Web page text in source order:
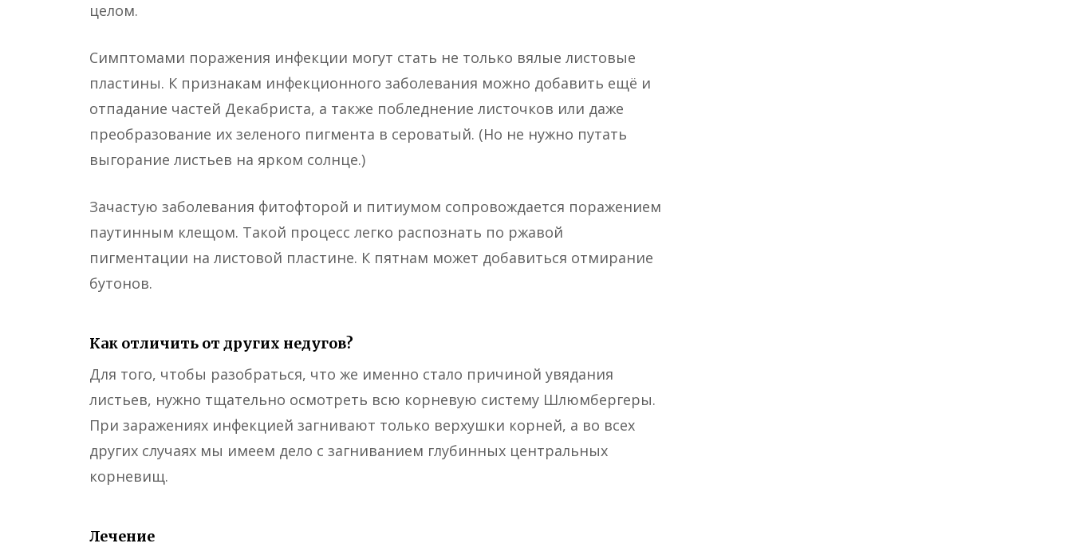
целом.
Симптомами поражения инфекции могут стать не только вялые листовые
пластины. К признакам инфекционного заболевания можно добавить ещё и
отпадание частей Декабриста, а также побледнение листочков или даже
преобразование их зеленого пигмента в сероватый. (Но не нужно путать
выгорание листьев на ярком солнце.)
Зачастую заболевания фитофторой и питиумом сопровождается поражением
паутинным клещом. Такой процесс легко распознать по ржавой
пигментации на листовой пластине. К пятнам может добавиться отмирание
бутонов.
Как отличить от других недугов?
Для того, чтобы разобраться, что же именно стало причиной увядания
листьев, нужно тщательно осмотреть всю корневую систему Шлюмбергеры.
При заражениях инфекцией загнивают только верхушки корней, а во всех
других случаях мы имеем дело с загниванием глубинных центральных
корневищ.
Лечение